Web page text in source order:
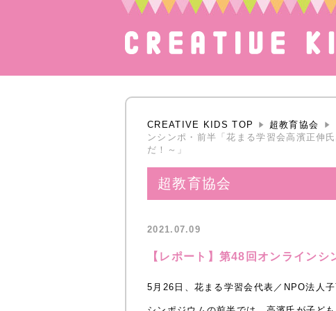
CREATIVE KIDS TOP 超教育協会
ンシンポ・前半「花まる学習会高濱正伸
だ！～」
超教育協会
2021.07.09
【レポート】第48回オンライン
5月26日、花まる学習会代表／NPO法人